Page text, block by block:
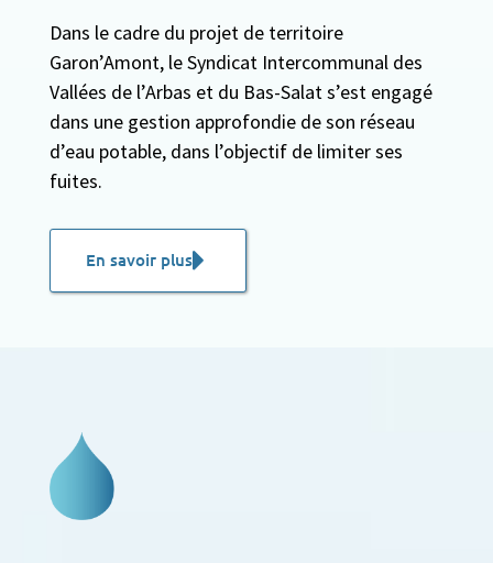
Dans le cadre du projet de territoire
Garon’Amont, le Syndicat Intercommunal des
Vallées de l’Arbas et du Bas-Salat s’est engagé
dans une gestion approfondie de son réseau
d’eau potable, dans l’objectif de limiter ses
fuites.
En savoir plus